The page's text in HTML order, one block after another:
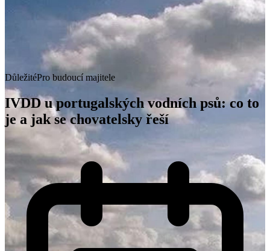
DůležitéPro budoucí majitele
IVDD u portugalských vodních psů: co to
je a jak se chovatelsky řeší